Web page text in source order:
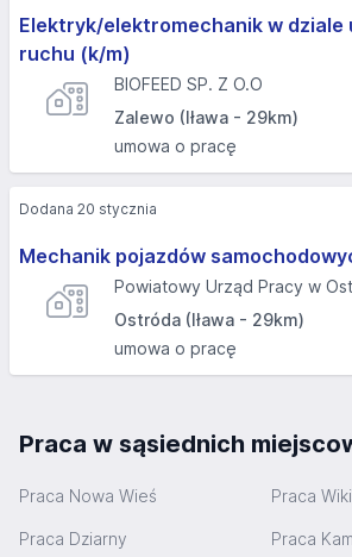
Elektryk/elektromechanik w dziale
ruchu (k/m)
BIOFEED SP. Z O.O
Zalewo (Iława - 29km)
umowa o pracę
Mechanik pojazdów
Powiatowy Urząd Pracy w
Ostróda (Iława - 29km)
umowa o pracę
Dodana 20 stycznia
Praca w sąsiednich
Praca Nowa Wieś Praca
Praca Dziarny Praca